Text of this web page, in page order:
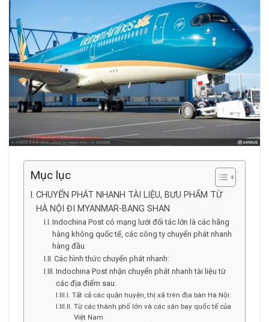
Mục lục
CHUYỂN PHÁT NHANH TÀI LIỆU, BƯU PHẨM TỪ
HÀ NỘI ĐI MYANMAR-BANG SHAN
Indochina Post có mạng lưới đối tác lớn là các hãng
hàng không quốc tế, các công ty chuyển phát nhanh
hàng đầu
Các hình thức chuyển phát nhanh:
Indochina Post nhận chuyển phát nhanh tài liệu từ
các địa điểm sau:
Tất cả các quận huyện, thị xã trên địa bàn Hà Nội:
Từ các thành phố lớn và các sân bay quốc tế của
Việt Nam